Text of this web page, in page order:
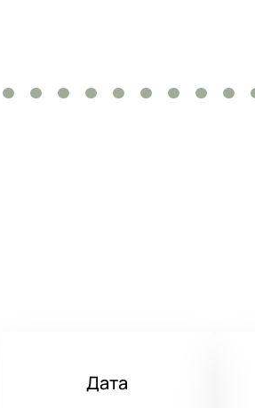
Дата